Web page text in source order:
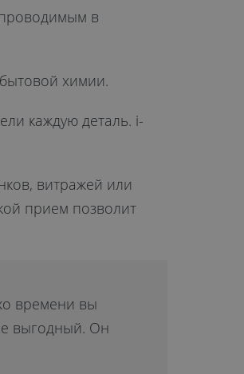
в
химии.
каждую деталь. i-
витражей или
прием позволит
времени вы
выгодный. Он